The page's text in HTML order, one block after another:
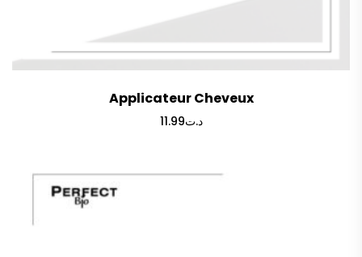
Applicateur Cheveux
د.ت11.99